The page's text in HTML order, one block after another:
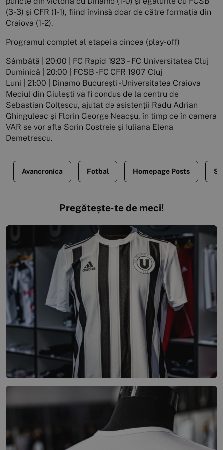
(3-3) și CFR (1-1), fiind învinsă doar de către formația din
Craiova (1-2).
Programul complet al etapei a cincea (play-off)
Sâmbătă | 20:00 | FC Rapid 1923 – FC Universitatea Cluj
Duminică | 20:00 | FCSB - FC CFR 1907 Cluj
Luni | 21:00 | Dinamo București - Universitatea Craiova
Meciul din Giulești va fi condus de la centru de
Sebastian Colțescu, ajutat de asistenții Radu Adrian
Ghinguleac și Florin George Neacșu, în timp ce în camera
VAR se vor afla Sorin Costreie și Iuliana Elena
Demetrescu.
Avancronica Fotbal Homepage Posts
Pregătește-te de meci!